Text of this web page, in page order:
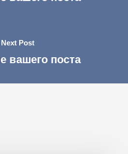
Next Post
вашего поста